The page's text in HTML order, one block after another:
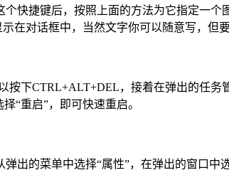
快捷键后，按照上面的方法为它指定一
在对话框中，当然文字你可以随意写，但
按下CTRL+ALT+DEL，接着在弹出的任
“重启”，即可快速重启。
出的菜单中选择“属性”，在弹出的窗口中